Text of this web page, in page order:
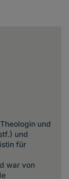
und
und
für
war von